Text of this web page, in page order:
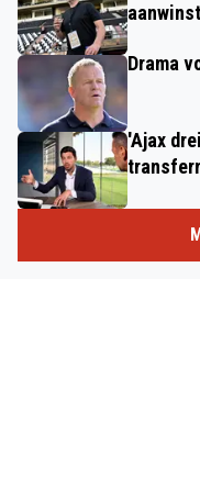
aanwinst
Drama
'Ajax